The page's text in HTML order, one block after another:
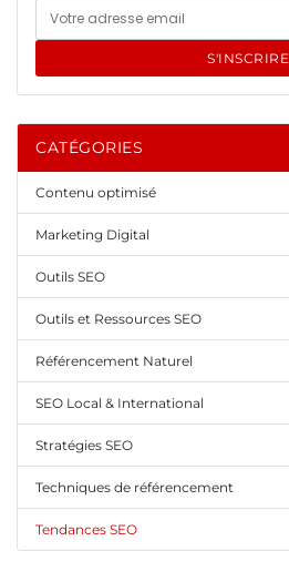
S'INSCRIRE
CATÉGORIES
Contenu optimisé
Marketing Digital
Outils SEO
Outils et Ressources SEO
Référencement Naturel
SEO Local & International
Stratégies SEO
Techniques de référencement
Tendances SEO